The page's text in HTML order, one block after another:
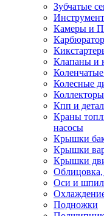
Зубчатые
Инструмент
Камеры и
Клапаны и
Колесные
Кпп и
Краны
насосы
Крышки
Крышки
Крышки
Облицовка,
Оси и
Подножки